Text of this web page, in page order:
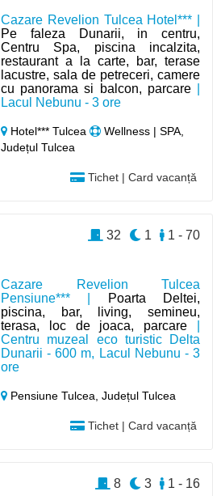
Cazare Revelion Tulcea Hotel*** |
Pe faleza Dunarii, in centru,
Centru Spa, piscina incalzita,
restaurant a la carte, bar, terase
lacustre, sala de petreceri, camere
cu panorama si balcon, parcare|
Lacul Nebunu - 3 ore
Hotel*** Tulcea
Wellness | SPA,
Județul Tulcea
Tichet | Card vacanță
Cazare Revelion Tulcea
Pensiune*** |
Poarta Deltei,
piscina, bar, living, semineu,
terasa, loc de joaca, parcare
Centru muzeal eco turistic Delta
Dunarii - 600 m, Lacul Nebunu - 3
ore
Pensiune Tulcea,Județul Tulcea
Tichet | Card vacanță
1 - 70
1
32
1 - 16
3
8